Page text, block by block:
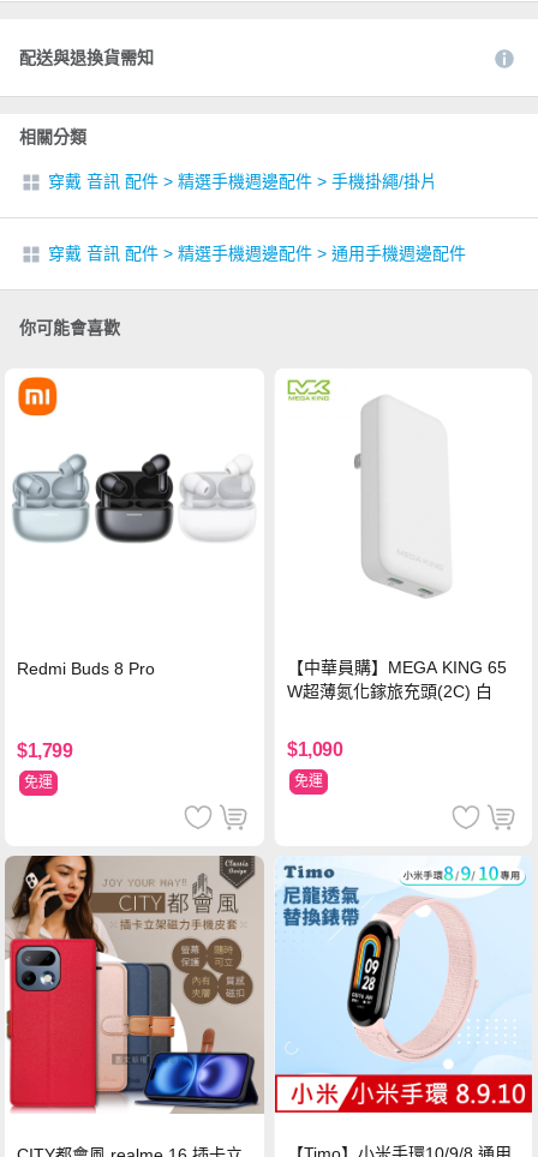
配送與退換貨需知
相關分類
穿戴 音訊 配件 > 精選手機週邊配件 > 手機掛繩/掛片
穿戴 音訊 配件 > 精選手機週邊配件 > 通用手機週邊配件
你可能會喜歡
Redmi Buds 8 Pro
$1,799
免運
【中華員購】MEGA KING 65
W超薄氮化鎵旅充頭(2C) 白
$1,090
免運